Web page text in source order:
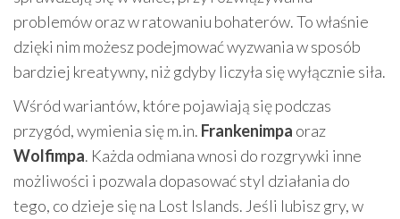
problemów oraz w ratowaniu bohaterów. To właśnie
dzięki nim możesz podejmować wyzwania w sposób
bardziej kreatywny, niż gdyby liczyła się wyłącznie siła.
Wśród wariantów, które pojawiają się podczas
przygód, wymienia się m.in. Frankenimpa oraz
Wolfimpa. Każda odmiana wnosi do rozgrywki inne
możliwości i pozwala dopasować styl działania do
tego, co dzieje się na Lost Islands. Jeśli lubisz gry, w